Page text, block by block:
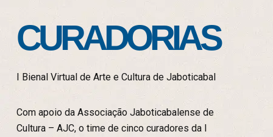
CURADORIAS
I Bienal Virtual de Arte e Cultura de Jaboticabal
Com apoio da Associação Jaboticabalense de
Cultura – AJC, o time de cinco curadores da I